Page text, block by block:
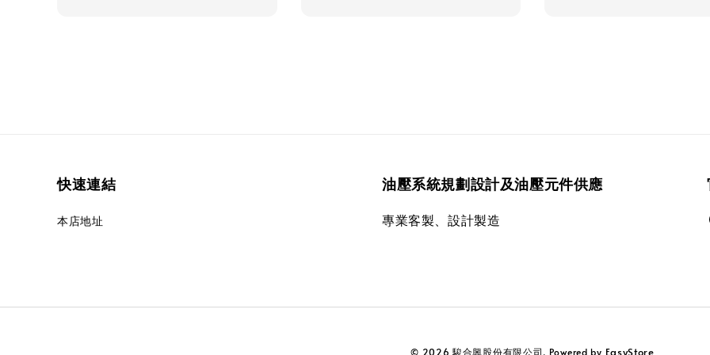
快速連結
本店地址
油壓系統規劃設計及油壓元件供應
專業客製、設計製造
© 2026 駿合興股份有限公司. Powered by EasyStore